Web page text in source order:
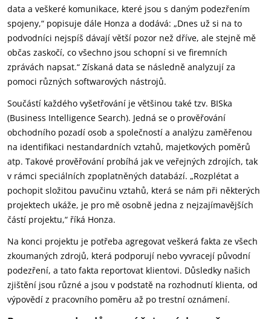
data a veškeré komunikace, které jsou s daným podezřením
spojeny,“ popisuje dále Honza a dodává: „Dnes už si na to
podvodníci nejspíš dávají větší pozor než dříve, ale stejně mě
občas zaskočí, co všechno jsou schopní si ve firemních
zprávách napsat.“ Získaná data se následně analyzují za
pomoci různých softwarových nástrojů.
Součástí každého vyšetřování je většinou také tzv. BISka
(Business Intelligence Search). Jedná se o prověřování
obchodního pozadí osob a společností a analýzu zaměřenou
na identifikaci nestandardních vztahů, majetkových poměrů
atp. Takové prověřování probíhá jak ve veřejných zdrojích, tak
v rámci speciálních zpoplatněných databází. „Rozplétat a
pochopit složitou pavučinu vztahů, která se nám při některých
projektech ukáže, je pro mě osobně jedna z nejzajímavějších
částí projektu,“ říká Honza.
Na konci projektu je potřeba agregovat veškerá fakta ze všech
zkoumaných zdrojů, která podporují nebo vyvracejí původní
podezření, a tato fakta reportovat klientovi. Důsledky našich
zjištění jsou různé a jsou v podstatě na rozhodnutí klienta, od
výpovědí z pracovního poměru až po trestní oznámení.